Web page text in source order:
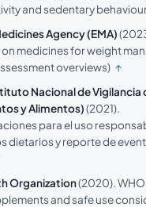
and sedentary
Agency (EMA)
medicines for weight
overviews) ↑
Nacional de Vigilancia
y Alimentos)(2021).
para el uso
dietarios y reporte de
Organization(2020).
and safe use